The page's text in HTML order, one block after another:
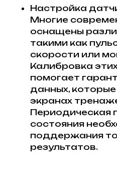
Настройка
Многие
оснащены
такими как
скорости или
Калибровка
помогает
данных,
экранах
Периодическая
состояния
поддержания
результатов.